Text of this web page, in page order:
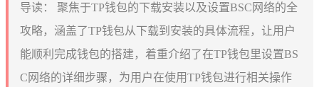
导读：
聚焦于TP钱包的下载安装以及设置BSC网络的全
攻略，涵盖了TP钱包从下载到安装的具体流程，让用户
能顺利完成钱包的搭建，着重介绍了在TP钱包里设置BS
C网络的详细步骤，为用户在使用TP钱包进行相关操作